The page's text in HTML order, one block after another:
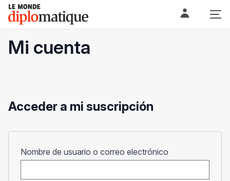
Skip
content
Le monde diplomatique
Mi cuenta
Acceder a mi suscripción
Nombre de usuario o correo electrónico